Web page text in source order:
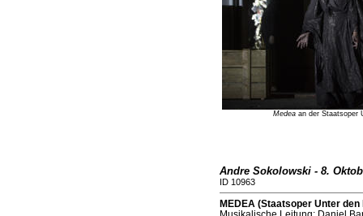
Medea an der Staatsoper
Andre Sokolowski - 8.
ID 10963
MEDEA (Staatsoper Unter den